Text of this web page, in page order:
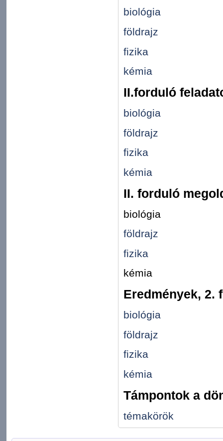
biológia
földrajz
fizika
kémia
II.forduló
biológia
földrajz
fizika
kémia
II. forduló
biológia
földrajz
fizika
kémia
Eredmények, 2.
biológia
földrajz
fizika
kémia
Támpontok a
témakörök